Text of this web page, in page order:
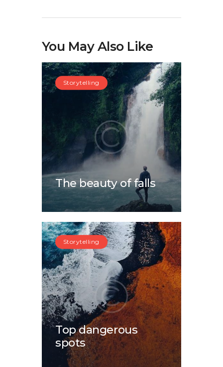
You May Also Like
Storytelling
The beauty of falls
Storytelling
Top dangerous
spots